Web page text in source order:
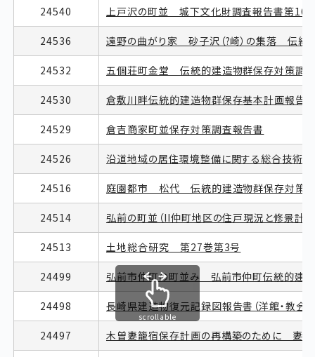
24540 上戸沢の町並 城下文化財調査報告書第16
24536 遠野の曲がり家 砂子沢（?崎）の集落 伝統
24532 五個荘町金堂 伝統的建造物群保存対策調
24530 倉敷川畔伝統的建造物群保存基本計画報告
24529 倉吉商家町並保存対策調査報告書
24526 沿道地域の居住環境整備に関する総合技術
24516 庭園都市 松代 伝統的建造物群保存対策
24514 弘前の町並（II仲町地区の住戸現況と修景
24513 土地総合研究 第27巻第3号
24499 弘前市仲町の町並み 弘前市仲町伝統的建
24498 長崎県建造物復元記録図報告書（洋館・教会
24497 木曽妻籠宿保存計画の再構築のために 妻
scrollable